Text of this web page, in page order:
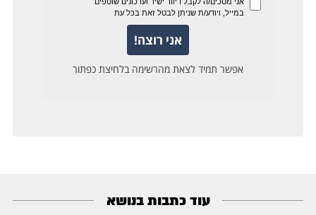
עוד כתבות בנושא